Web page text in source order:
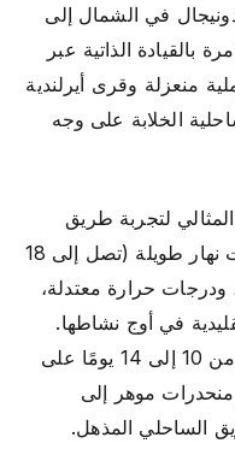
في الشمال إلى
الذاتية عبر
منعزلة وقرى أيرلندية
الخلابة على وجه
لتجربة طريق
الأطلسي البري – ستستمتع بساعات نهار طويلة (تصل إلى 18
حرارة معتدلة،
في أوج نشاطها.
يركز هذا الجدول الزمني الذي يمتد من 10 إلى 14 يومًا على
منحدرات موهر إلى
الساحلي المذهل.